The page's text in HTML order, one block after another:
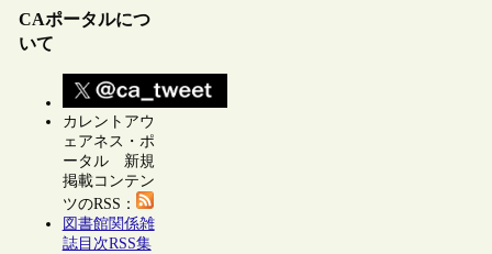
CAポータルにつ
いて
カレントアウ
ェアネス・ポ
ータル 新規
掲載コンテン
ツのRSS：
図書館関係雑
誌目次RSS集